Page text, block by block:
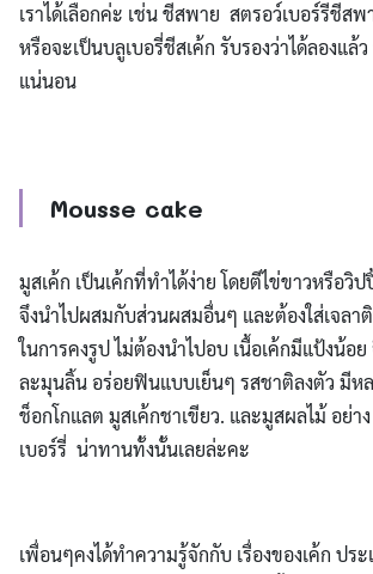
เราได้เลือกค่ะ เช่น ชีสพาย สตรอว์เบอร์รีชีส
หรือจะเป็นบลูเบอรี่ชีสเค้ก รับรองว่าได้ลองแล้
แน่นอน
Mousse cake
มูสเค้ก เป็นเค้กที่ทำได้ง่าย โดยตีไข่ขาวหรือวิ
จึงนำไปผสมกับส่วนผสมอื่นๆ และต้องใส่เจลา
ในการคงรูป ไม่ต้องนำไปอบ เนื้อเค้กมีแป้งน้อ
ละมุนลิ้น อร่อยฟินแบบเย็นๆ รสชาติลงตัว มีห
ช็อกโกแลต มูสเค้กชาเขียว. และมูสผลไม้ อย่า
เบอร์รี่ น่าทานทั้งนั้นเลยล่ะคะ
เพื่อนๆคงได้ทำความรู้จักกับ เรื่องของเค้ก ปร